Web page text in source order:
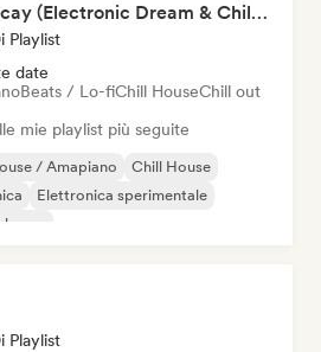
Aaron Decay (Electronic Dream & Chill Electronic Dream playlists)
Playlist
date
Beats / Lo-fiChill HouseChill out
mie playlist più seguite
/ Amapiano
Chill House
Elettronica sperimentale
Playlist